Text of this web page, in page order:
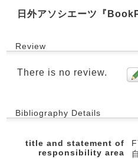
日外アソシエーツ『
Review
There is no review.
Bibliography Details
title and statement of
responsibility area